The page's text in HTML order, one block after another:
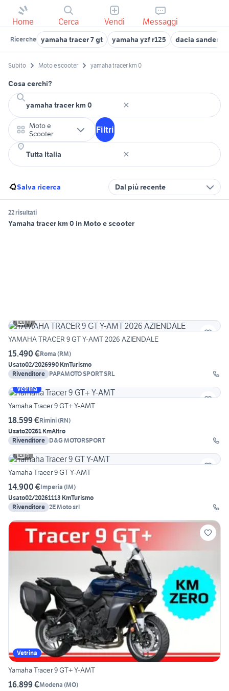
Home Cerca Vendi Messaggi
Ricerche yamaha tracer 7 gt yamaha yzf r125 dacia sandero
Subito Moto e scooter yamaha tracer km 0
Cosa cerchi?
Moto e
Scooter
Filtri
Salva ricerca Dal più recente
22 risultati
Yamaha tracer km 0 in Moto e scooter
11
YAMAHA TRACER 9 GT Y-AMT 2026 AZIENDALE
15.490 €Roma (RM)
Usato02/2026990 KmTurismo
Rivenditore PAPAMOTO SPORT SRL
Vetrina
Yamaha Tracer 9 GT+ Y-AMT
18.599 €Rimini(RN)
Usato20261 KmAltro
Rivenditore D&G MOTORSPORT
6
Yamaha Tracer 9 GT Y-AMT
14.900 €Imperia (IM)
Usato02/20261113 KmTurismo
Rivenditore 2E Moto srl
Vetrina
Yamaha Tracer 9 GT+ Y-AMT
16.899 €Modena (MO)